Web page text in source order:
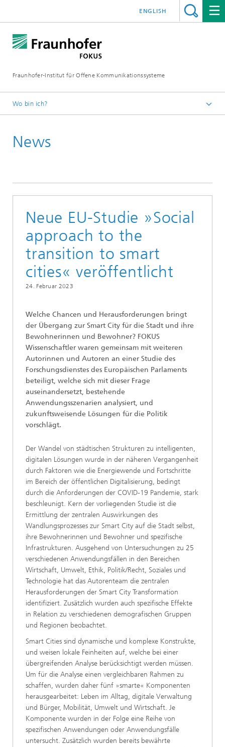
Fraunhofer-Institut für Offene Kommunikationssysteme
ENGLISH
Wo bin ich?
News
Neue EU-Studie »Social
approach to the
transition to smart
cities« veröffentlicht
24. Februar 2023
Welche Chancen und Herausforderungen bringt
der Übergang zur Smart City für die Stadt und ihre
Bewohnerinnen und Bewohner? FOKUS
Wissenschaftler waren gemeinsam mit weiteren
Autorinnen und Autoren an einer Studie des
Forschungsdienstes des Europäischen Parlaments
beteiligt, welche sich mit dieser Frage
auseinandersetzt, bestehende
Anwendungsszenarien analysiert, und
zukunftsweisende Lösungen für die Politik
vorschlägt.
Der Wandel von städtischen Strukturen zu intelligenten,
digitalen Lösungen wurde in der näheren Vergangenheit
durch Faktoren wie die Energiewende und Fortschritte
im Bereich der öffentlichen Digitalisierung, bedingt
durch die Anforderungen der COVID-19 Pandemie, stark
beschleunigt. Kern der vorliegenden Studie ist die
Ermittlung der zentralen Auswirkungen des
Wandlungsprozesses zur Smart City auf die Stadt selbst,
ihre Bewohnerinnen und Bewohner und spezifische
Infrastrukturen. Ausgehend von Untersuchungen zu 25
verschiedenen Anwendungsfällen in den Bereichen
Wirtschaft, Umwelt, Ethik, Politik/Recht, Soziales und
Technologie hat das Autorenteam die zentralen
Herausforderungen der Smart City Transformation
identifiziert. Zusätzlich wurden auch spezifische Effekte
in Relation zu verschiedenen demografischen Gruppen
und Regionen beobachtet.
Smart Cities sind dynamische und komplexe Konstrukte,
und weisen lokale Feinheiten auf, welche bei einer
übergreifenden Analyse berücksichtigt werden müssen.
Um für die Analyse einen vergleichbaren Rahmen zu
schaffen, wurden daher fünf »smarte« Komponenten
herausgearbeitet: Leben im Alltag, digitale Verwaltung
und Bürger, Mobilität, Umwelt und Wirtschaft. Je
Komponente wurden in der Folge eine Reihe von
spezifischen Anwendungen oder Anwendungsfälle
untersucht. Zusätzlich wurden bereits bewährte